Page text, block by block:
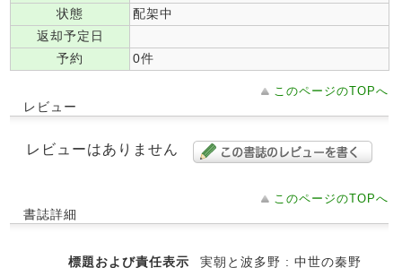
状態
配架中
返却予定日
予約
0件
このページのTOPへ
レビュー
レビューはありません
このページのTOPへ
書誌詳細
標題および責任表示
実朝と波多野 : 中世の秦野